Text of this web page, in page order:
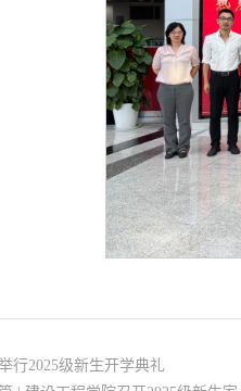
行2025级新生开学典礼